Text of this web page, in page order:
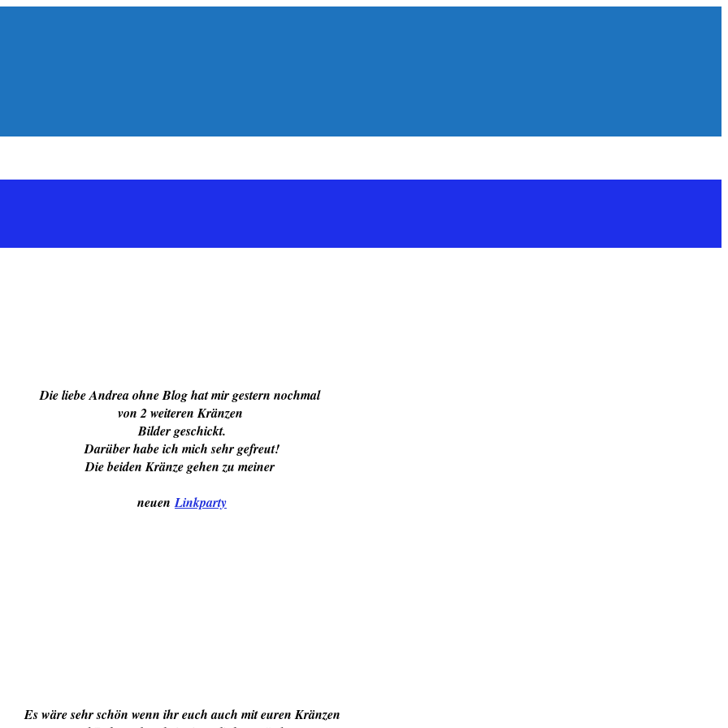
Die liebe Andrea ohne Blog hat mir gestern nochmal
von 2 weiteren Kränzen
Bilder geschickt.
Darüber habe ich mich sehr gefreut!
Die beiden Kränze gehen zu meiner
neuenLinkparty
Es wäre sehr schön wenn ihr euch auch mit euren Kränzen